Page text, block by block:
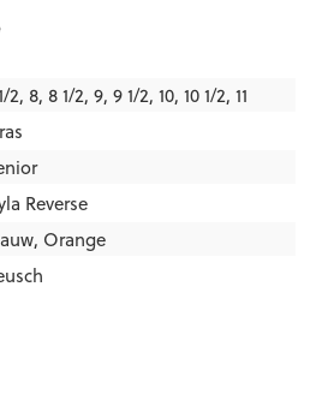
2, 8, 8 1/2, 9, 9 1/2, 10, 10 1/2, 11
Reverse
, Orange